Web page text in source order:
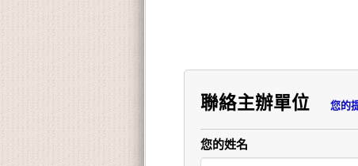
聯絡主辦單位 您的提
您的姓名